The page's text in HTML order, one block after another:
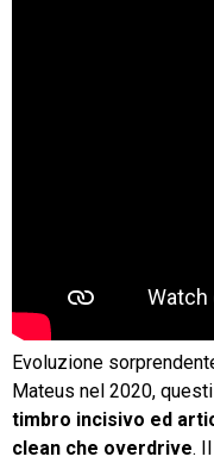
Evoluzione
Mateus nel 2020,
timbro incisivo ed
clean che overdrive.